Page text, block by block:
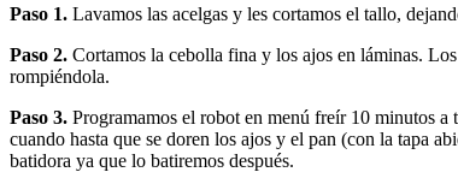
Paso 1. Lavamos las acelgas y les cortamos el tallo,
Paso 2. Cortamos la cebolla fina y los ajos en láminas.
rompiéndola.
Paso 3. Programamos el robot en menú freír 10 minutos a
cuando hasta que se doren los ajos y el pan (con la tapa
batidora ya que lo batiremos después.